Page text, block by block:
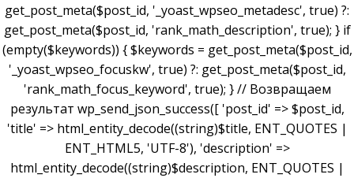
get_post_meta($post_id, '_yoast_wpseo_metadesc', true) ?:
get_post_meta($post_id, 'rank_math_description', true); } if
(empty($keywords)) { $keywords = get_post_meta($post_id,
'_yoast_wpseo_focuskw', true) ?: get_post_meta($post_id,
'rank_math_focus_keyword', true); } // Возвращаем
результат wp_send_json_success([ 'post_id' => $post_id,
'title' => html_entity_decode((string)$title, ENT_QUOTES |
ENT_HTML5, 'UTF-8'), 'description' =>
html_entity_decode((string)$description, ENT_QUOTES |